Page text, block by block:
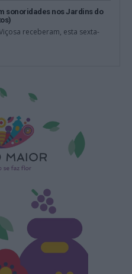
sonoridades nos Jardins do
receberam, esta sexta-